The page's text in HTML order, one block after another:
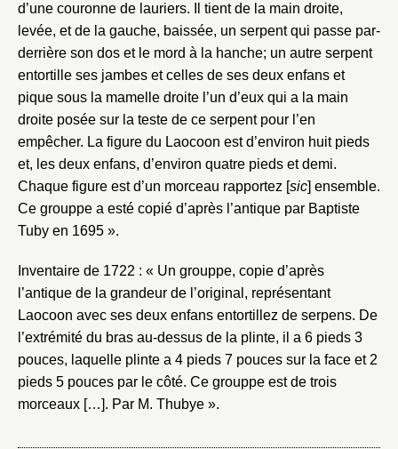
d’une couronne de lauriers. Il tient de la main droite,
levée, et de la gauche, baissée, un serpent qui passe par-
derrière son dos et le mord à la hanche; un autre serpent
entortille ses jambes et celles de ses deux enfans et
pique sous la mamelle droite l’un d’eux qui a la main
droite posée sur la teste de ce serpent pour l’en
empêcher. La figure du Laocoon est d’environ huit pieds
et, les deux enfans, d’environ quatre pieds et demi.
Chaque figure est d’un morceau rapportez [ sic ] ensemble.
Ce grouppe a esté copié d’après l’antique par Baptiste
Tuby en 1695 ».
Inventaire de 1722 : « Un grouppe, copie d’après
l’antique de la grandeur de l’original, représentant
Laocoon avec ses deux enfans entortillez de serpens. De
l’extrémité du bras au-dessus de la plinte, il a 6 pieds 3
pouces, laquelle plinte a 4 pieds 7 pouces sur la face et 2
pieds 5 pouces par le côté. Ce grouppe est de trois
morceaux […]. Par M. Thubye ».